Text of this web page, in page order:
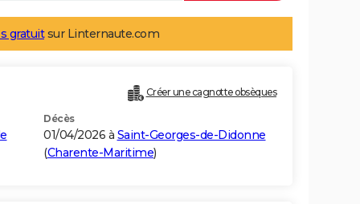
gratuitsur Linternaute.com
Créer une cagnotte obsèques
Décès
01/04/2026 à Saint-Georges-de-Didonne
(Charente-Maritime)